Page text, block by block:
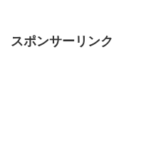
スポンサーリンク